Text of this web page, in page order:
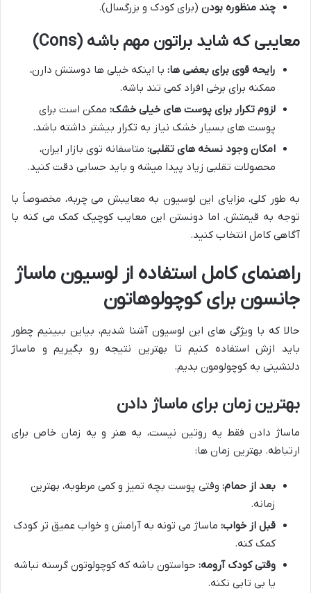
چند منظوره بودن (برای کودک و بزرگسال).
معایبی که شاید براتون مهم باشه (Cons)
رایحه قوی برای بعضی ها: با اینکه خیلی ها دوستش دارن،
ممکنه برای برخی افراد کمی تند باشه.
لزوم تکرار برای پوست های خیلی خشک: ممکن است برای
پوست های بسیار خشک نیاز به تکرار بیشتر داشته باشد.
امکان وجود نسخه های تقلبی: متاسفانه توی بازار ایران،
محصولات تقلبی زیاد پیدا میشه و باید حسابی دقت کنید.
به طور کلی، مزایای این لوسیون به معایبش می چربه، مخصوصاً با
توجه به قیمتش. اما دونستن این معایب کوچیک کمک می کنه با
آگاهی کامل انتخاب کنید.
راهنمای کامل استفاده از لوسیون ماساژ
جانسون برای کوچولوهاتون
حالا که با ویژگی های این لوسیون آشنا شدیم، بیاین ببینیم چطور
باید ازش استفاده کنیم تا بهترین نتیجه رو بگیریم و ماساژ
دلنشینی به کوچولومون بدیم.
بهترین زمان برای ماساژ دادن
ماساژ دادن فقط یه روتین نیست، یه هنر و یه زمان خاص برای
ارتباطه. بهترین زمان ها:
بعد از حمام: وقتی پوست بچه تمیز و کمی مرطوبه، بهترین
زمانه.
قبل از خواب: ماساژ می تونه به آرامش و خواب عمیق تر کودک
کمک کنه.
وقتی کودک آرومه: حواستون باشه که کوچولوتون گرسنه نباشه
یا بی تابی نکنه.